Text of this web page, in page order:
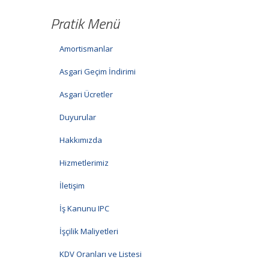
Pratik Menü
Amortismanlar
Asgari Geçim İndirimi
Asgari Ücretler
Duyurular
Hakkımızda
Hizmetlerimiz
İletişim
İş Kanunu IPC
İşçilik Maliyetleri
KDV Oranları ve Listesi